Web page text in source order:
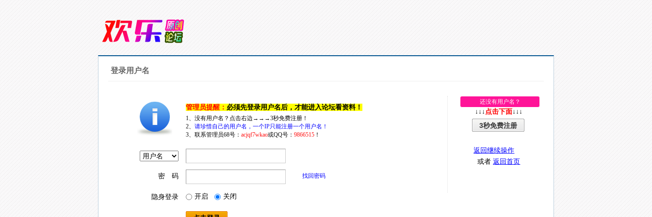
登录用户名
管理员提醒： 必须先登录用户名后，才能进入论坛看资料！
1、没有用户名？点击右边→→→3秒免费注册！
2、 请珍惜自己的用户名，一个IP只能注册一个用户名！
3、联系管理员68号： acjqf7wkao或QQ号： 9866515！
密 码 找回密码
隐身登录 开启 关闭
还没有用户名？
↓↓↓ 点击下面 ↓↓↓
3秒免费注册
返回继续操作
或者返回首页